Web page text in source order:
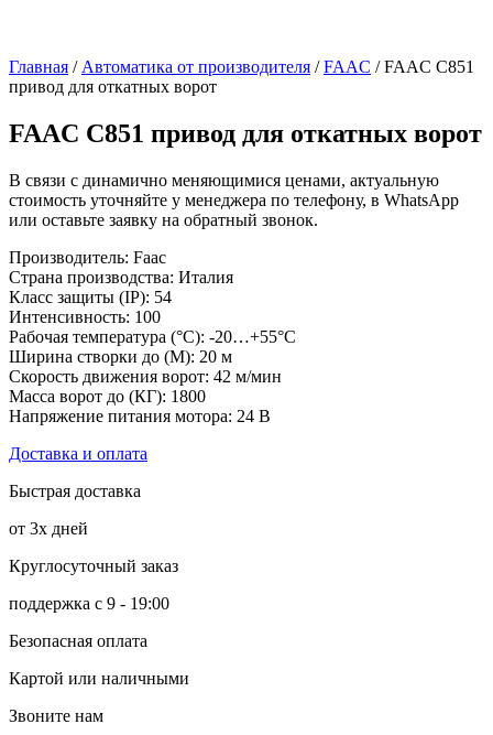
Главная / Автоматика от производителя /FAAC / FAAC C851
привод для откатных ворот
FAAC C851 привод для откатных ворот
В связи с динамично меняющимися ценами, актуальную
стоимость уточняйте у менеджера по телефону, в WhatsApp
или оставьте заявку на обратный звонок.
Производитель: Faac
Страна производства: Италия
Класс защиты (IP): 54
Интенсивность: 100
Рабочая температура (°C): -20…+55°C
Ширина створки до (М): 20 м
Скорость движения ворот: 42 м/мин
Масса ворот до (КГ): 1800
Напряжение питания мотора: 24 В
Доставка и оплата
Быстрая доставка
от 3х дней
Круглосуточный заказ
поддержка с 9 - 19:00
Безопасная оплата
Картой или наличными
Звоните нам